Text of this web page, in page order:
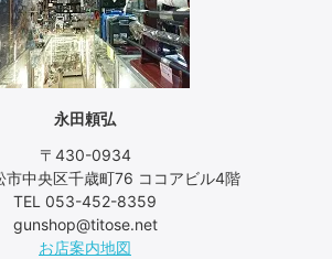
永田頼弘
〒430-0934
市中央区千歳町76 ココアビル4階
TEL 053-452-8359
gunshop@titose.net
お店案内地図